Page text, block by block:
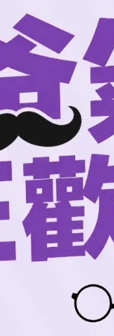
專業運動服飾的機能性
的專業面料，即使
型設計，讓妳的應援
站在一起的
援符號！與你的偶